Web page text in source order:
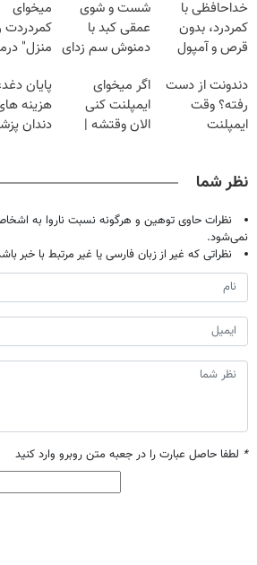
خداحافظی با
کمردرد، بدون
قرص و آمپول
شست و شوی
عمقی کبد با
دمنوش سم زدای
میخوای
کمردردت
منزل"
دندونت از دست
رفته؟ وقت
ایمپلنت
اگر میخوای
ایمپلنت کنی
الان وقتشه |
پایان
هزینه
دندان
نظر شما
نظرات حاوی توهین و هرگونه نسبت ناروا به
نمی‌شود.
نظراتی که غیر از زبان فارسی یا غیر مرتبط با خبر
* لطفا حاصل عبارت را در جعبه متن روبرو وارد کنید